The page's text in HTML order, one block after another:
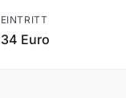
EINTRITT
34 Euro